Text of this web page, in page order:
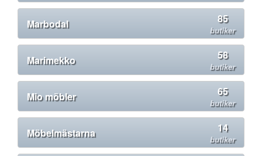
Marbodal 85
butiker
Marimekko 58
butiker
Mio möbler 65
butiker
Möbelmästarna 14
butiker